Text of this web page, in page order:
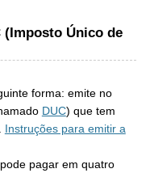
(Imposto Único de
forma: emite no
DUC) que tem
Instruções para emitir a
pagar em quatro